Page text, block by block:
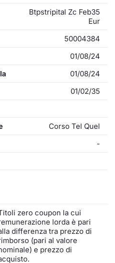
Btpstripital Zc Feb35
Eur
50004384
01/08/24
01/08/24
01/02/35
Corso Tel Quel
-
zero coupon la cui
lorda è pari
differenza tra prezzo di
(pari al valore
e prezzo di